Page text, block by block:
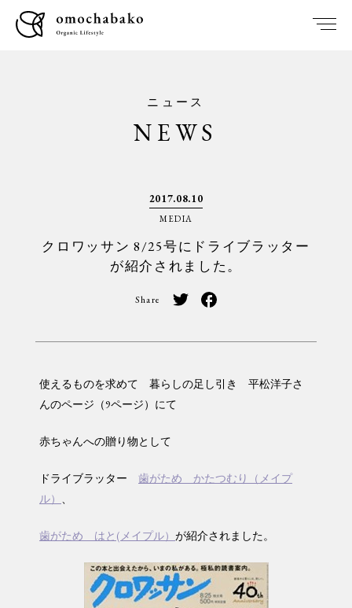
ニュース
NEWS
2017.08.10
MEDIA
クロワッサン 8/25号にドライブラッター
が紹介されました。
Share
使えるものを求めて 暮らしの足し引き 平松洋子さ
んのページ（9ページ）にて
赤ちゃんへの贈り物として
ドライブラッター 歯がため かたつむり（メイプ
ル） 、
歯がため はと(メイプル） が紹介されました。